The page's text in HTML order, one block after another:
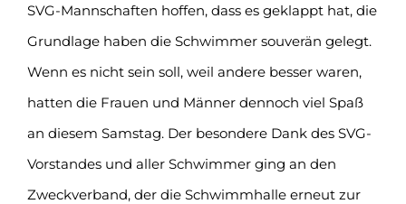
SVG-Mannschaften hoffen, dass es geklappt hat, die
Grundlage haben die Schwimmer souverän gelegt.
Wenn es nicht sein soll, weil andere besser waren,
hatten die Frauen und Männer dennoch viel Spaß
an diesem Samstag. Der besondere Dank des SVG-
Vorstandes und aller Schwimmer ging an den
Zweckverband, der die Schwimmhalle erneut zur